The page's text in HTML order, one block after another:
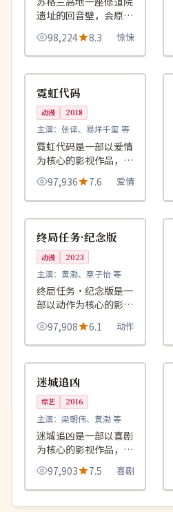
遗址的回音壁，会原样
反射 60 年前说过的
话，唯一前提是说话者
必须已经死去。
98,224 8.3 惊悚
中国
99:14
霓虹代码
动漫 2018
主演： 张译、易烊千玺 等
霓虹代码是一部以爱情
为核心的影视作品，围
绕危机、反转与人物成
长展开，整体节奏紧
凑，值得推荐观看。
97,936 7.6 爱情
韩国
4K 90:52
终局任务·纪念版
动漫 2023
主演： 黄渤、章子怡 等
终局任务·纪念版是一
部以动作为核心的影视
作品，围绕危机、反转
与人物成长展开，整体
节奏紧凑，值得推荐观
看。
97,908 6.1 动作
韩国
99:20
迷城追凶
综艺 2016
主演： 梁朝伟、黄渤 等
迷城追凶是一部以喜剧
为核心的影视作品，围
绕危机、反转与人物成
长展开，整体节奏紧
凑，值得推荐观看。
97,903 7.5 喜剧